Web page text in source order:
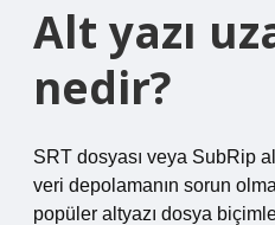
Alt yazı
nedir?
SRT dosyası veya SubRip
veri depolamanın sorun
popüler altyazı dosya